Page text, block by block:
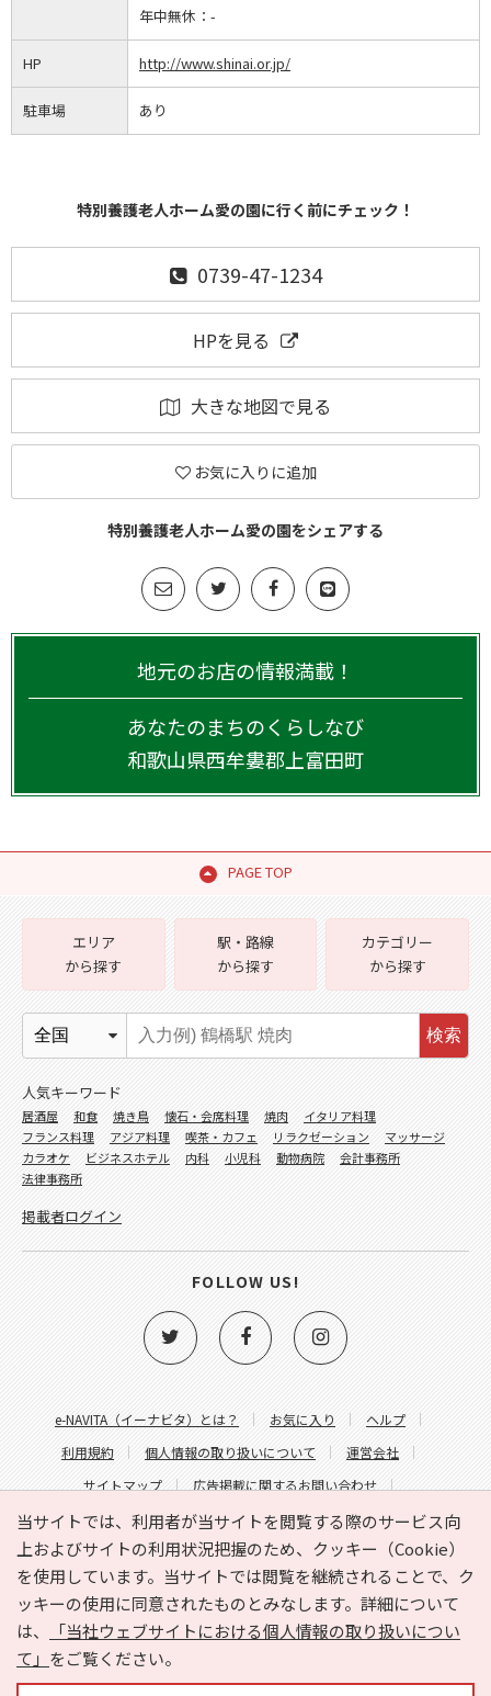
年中無休： -
HP http://www.shinai.or.jp/
駐車場 あり
特別養護老人ホーム愛の園に行く前にチェック！
0739-47-1234
HPを見る
大きな地図で見る
お気に入りに追加
特別養護老人ホーム愛の園をシェアする
地元のお店の情報満載！
あなたのまちのくらしなび
和歌山県西牟婁郡上富田町
PAGE TOP
当サイトでは、利用者が当サイトを閲覧する際のサービス向
上およびサイトの利用状況把握のため、クッキー（Cookie）
を使用しています。当サイトでは閲覧を継続されることで、ク
ッキーの使用に同意されたものとみなします。詳細について
は、
「当社ウェブサイトにおける個人情報の取り扱いについ
て」 をご覧ください。
e-NAVITA（イーナビタ）とは？ お気に入り
ヘルプ
利用規約
個人情報の取り扱いについて
運営会社
サイトマップ
広告掲載に関するお問い合わせ
サイトの内容に関するお問い合わせ
エリア
から探す
駅・路線
から探す
カテゴリー
から探す
検索
人気キーワード
居酒屋 和食 焼き鳥 懐石・会席料理 焼肉
イタリア料理
フランス料理
アジア料理 喫茶・カフェ リラクゼーション
マッサージ
カラオケ
ビジネスホテル 内科 小児科 動物病院
会計事務所
法律事務所
掲載者ログイン
FOLLOW US!
Copyright © HYOJITO.Co.,Ltd. All Rights Reserved.